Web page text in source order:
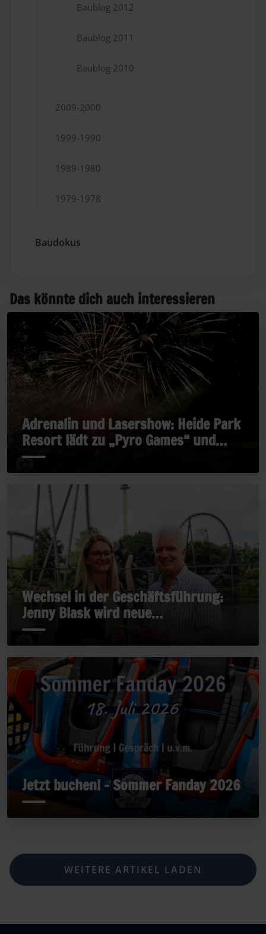
Baublog 2012
Baublog 2011
Baublog 2010
2009-2000
1999-1990
1989-1980
1979-1978
Baudokus
Das könnte dich auch interessieren
Adrenalin und Lasershow: Heide Park
Resort lädt zu „Pyro Games“ und
„Late Rides“
Wechsel in der Geschäftsführung:
Jenny Blask wird neue
Geschäftsführerin
Jetzt buchen! - Sommer Fanday 2026
WEITERE ARTIKEL LADEN